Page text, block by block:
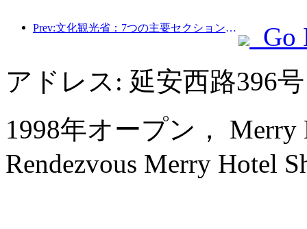
Prev:文化観光省：7つの主要セクションで22のテーマ別活動を開始
Go
アドレス: 延安西路396
1998年オープン， Merry
Rendezvous Merry Hotel